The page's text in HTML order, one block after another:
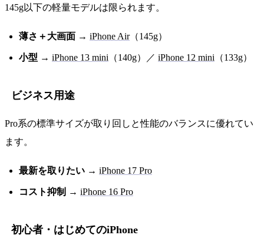
145g以下の軽量モデルは限られます。
薄さ＋大画面 → iPhone Air（145g）
小型 → iPhone 13 mini （140g）／ iPhone 12 mini （133g）
ビジネス用途
Pro系の標準サイズが取り回しと性能のバランスに優れてい
ます。
最新を取りたい → iPhone 17 Pro
コスト抑制 → iPhone 16 Pro
初心者・はじめてのiPhone